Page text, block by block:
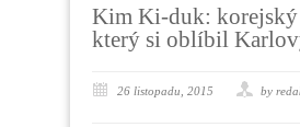
Kim Ki-duk: korejský
který si oblíbil
26 listopadu, 2015
by